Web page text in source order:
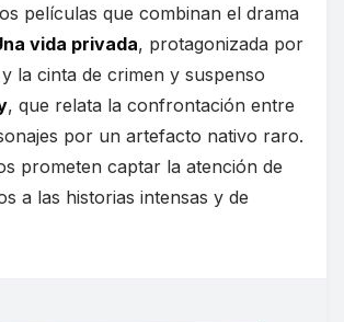
películas que combinan el drama
vida privada, protagonizada por
la cinta de crimen y suspenso
, que relata la confrontación entre
por un artefacto nativo raro.
prometen captar la atención de
a las historias intensas y de